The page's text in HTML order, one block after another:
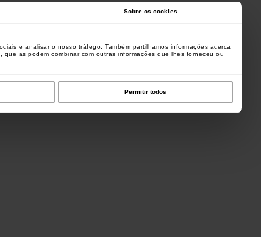
Sobre os cookies
e analisar o nosso tráfego. Também partilhamos informações acerca
as podem combinar com outras informações que lhes forneceu ou
Permitir todos